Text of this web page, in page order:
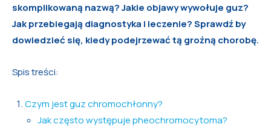
skomplikowaną nazwą? Jakie objawy wywołuje guz?
Jak przebiegają diagnostyka i leczenie? Sprawdź by
dowiedzieć się, kiedy podejrzewać tą groźną chorobę.
Spis treści:
Czym jest guz chromochłonny?
Jak często występuje pheochromocytoma?